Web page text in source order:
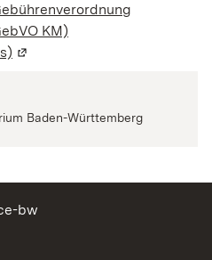
KM)
(Wird in einem neuen
Baden-Württemberg
bw